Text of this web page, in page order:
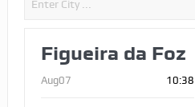
Figueira da Foz
Aug07 10:38